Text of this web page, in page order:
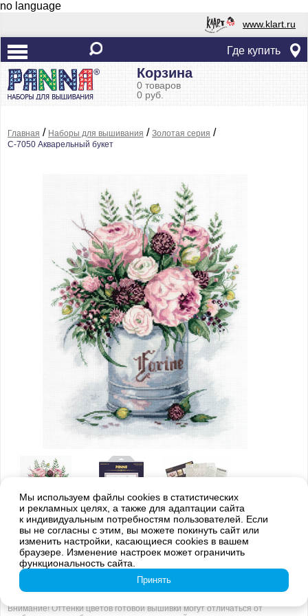
no language
www.klart.ru
Где купить
Корзина
0 товаров
0 руб.
Главная / Наборы для вышивания / Золотая серия /
C-7050 Акварельный букет
Внимание! Оттенки цветов готовой вышивки могут отличаться от
Мы используем файлы cookies в статистических
и рекламных целях, а также для адаптации сайта
к индивидуальным потребностям пользователей. Если
вы не согласны с этим, вы можете покинуть сайт или
изменить настройки, касающиеся cookies в вашем
браузере. Изменение настроек может ограничить
функциональность сайта.
Принять